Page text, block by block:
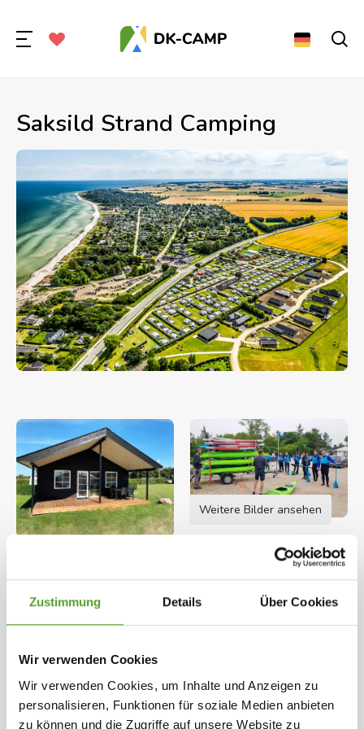
Zustimmung Details Über Cookies
Wir verwenden Cookies
Wir verwenden Cookies, um Inhalte und Anzeigen zu
personalisieren, Funktionen für soziale Medien anbieten
zu können und die Zugriffe auf unsere Website zu
Saksild Strand Camping
Weitere Bilder ansehen
Für Stellplätze: 01.01.2026 - 31.12.2026
Einer der schönsten Strände Dänemarks ist zu Fuß
nur wenige Minuten von Saksild Stand Camping
entfernt
Karte und Kontaktinformation Gesamte Beschreibung